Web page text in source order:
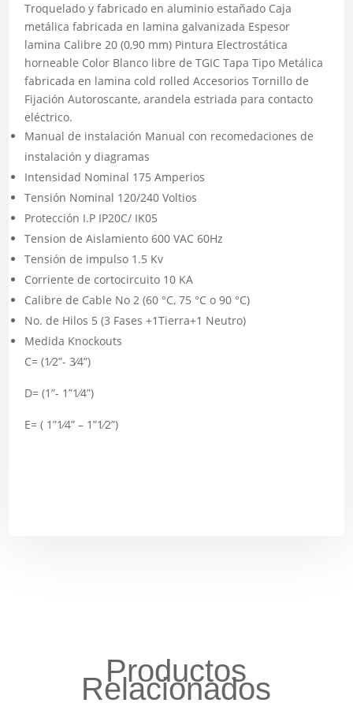
Troquelado y fabricado en aluminio estañado Caja
metálica fabricada en lamina galvanizada Espesor
lamina Calibre 20 (0,90 mm) Pintura Electrostática
horneable Color Blanco libre de TGIC Tapa Tipo Metálica
fabricada en lamina cold rolled Accesorios Tornillo de
Fijación Autoroscante, arandela estriada para contacto
eléctrico.
Manual de instalación Manual con recomedaciones de
instalación y diagramas
Intensidad Nominal 175 Amperios
Tensión Nominal 120/240 Voltios
Protección I.P IP20C/ IK05
Tension de Aislamiento 600 VAC 60Hz
Tensión de impulso 1.5 Kv
Corriente de cortocircuito 10 KA
Calibre de Cable No 2 (60 °C, 75 °C o 90 °C)
No. de Hilos 5 (3 Fases +1Tierra+1 Neutro)
Medida Knockouts
C= (1⁄2”- 3⁄4”)
D= (1”- 1”1⁄4”)
E= ( 1”1⁄4” – 1”1⁄2”)
Productos
Relacionados